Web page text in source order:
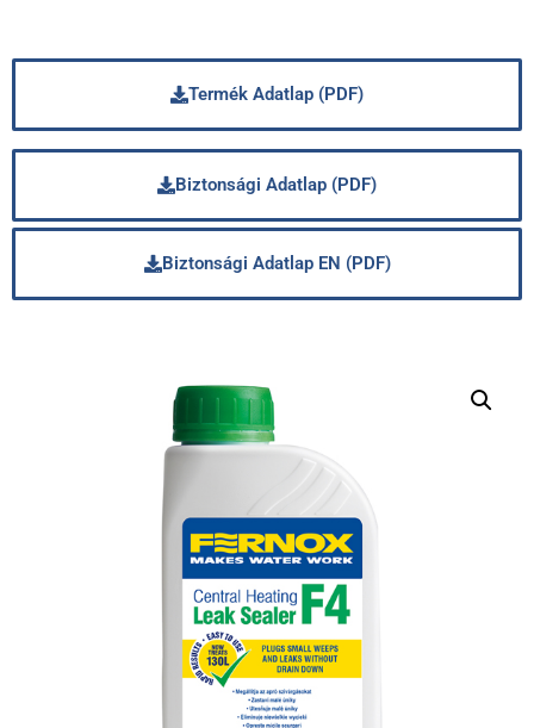
Termék Adatlap (PDF)
Biztonsági Adatlap (PDF)
Biztonsági Adatlap EN (PDF)